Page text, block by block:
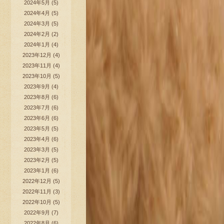
2024年5月 (5)
2024年4月 (5)
2024年3月 (5)
2024年2月 (2)
2024年1月 (4)
2023年12月 (4)
2023年11月 (4)
2023年10月 (5)
2023年9月 (4)
2023年8月 (6)
2023年7月 (6)
2023年6月 (6)
2023年5月 (5)
2023年4月 (6)
2023年3月 (5)
2023年2月 (5)
2023年1月 (6)
2022年12月 (5)
2022年11月 (3)
2022年10月 (5)
2022年9月 (7)